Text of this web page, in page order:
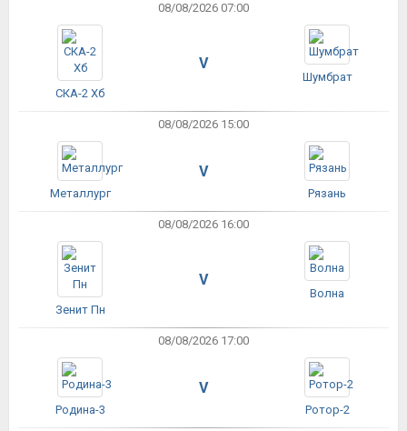
08/08/2026 07:00
СКА-2 Хб
V
Шумбрат
08/08/2026 15:00
Металлург
V
Рязань
08/08/2026 16:00
Зенит Пн
V
Волна
08/08/2026 17:00
Родина-3
V
Ротор-2